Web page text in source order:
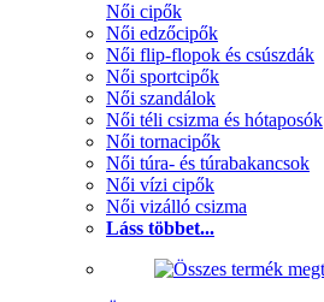
Női cipők
Női edzőcipők
Női flip-flopok és csúszdák
Női sportcipők
Női szandálok
Női téli csizma és hótaposók
Női tornacipők
Női túra- és túrabakancsok
Női vízi cipők
Női vizálló csizma
Láss többet...